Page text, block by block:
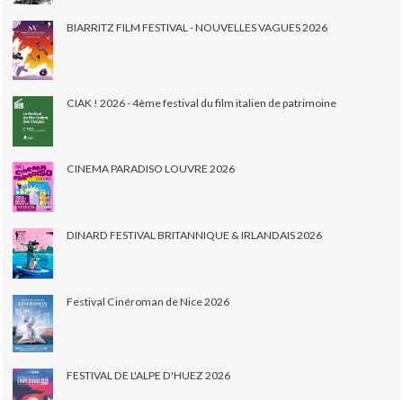
BIARRITZ FILM FESTIVAL - NOUVELLES VAGUES 2026
CIAK ! 2026 - 4ème festival du film italien de patrimoine
CINEMA PARADISO LOUVRE 2026
DINARD FESTIVAL BRITANNIQUE & IRLANDAIS 2026
Festival Cinéroman de Nice 2026
FESTIVAL DE L'ALPE D'HUEZ 2026